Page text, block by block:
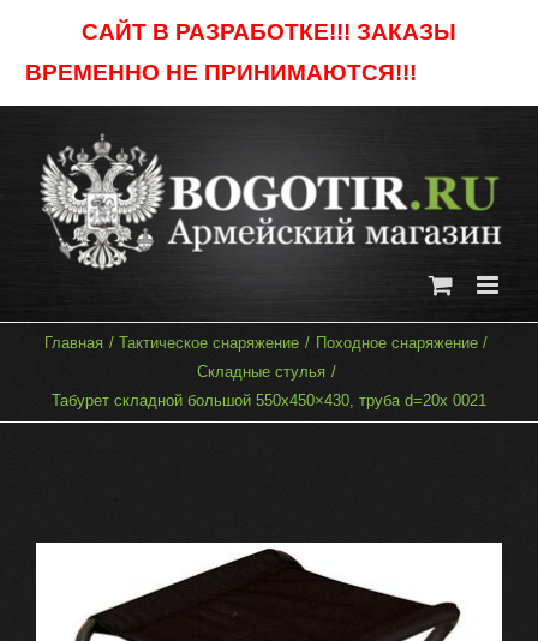
САЙТ В РАЗРАБОТКЕ!!! ЗАКАЗЫ
ВРЕМЕННО НЕ ПРИНИМАЮТСЯ!!!
content
Главная Тактическое снаряжение
Походное снаряжение
Складные стулья
Табурет складной большой 550х450×430, труба d=20х 0021